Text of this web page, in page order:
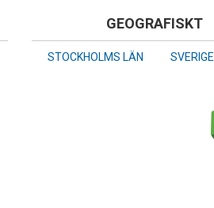
GEOGRAFISKT
STOCKHOLMS LÄN SVERIGE